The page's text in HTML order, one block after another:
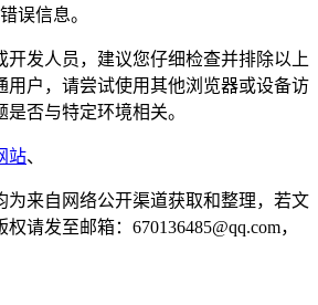
误信息。
开发人员，建议您仔细检查并排除以上
用户，请尝试使用其他浏览器或设备访
否与特定环境相关。
站、
为来自网络公开渠道获取和整理，若文
请发至邮箱：670136485@qq.com，